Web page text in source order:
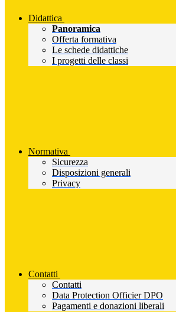
Didattica
Panoramica
Offerta formativa
Le schede didattiche
I progetti delle classi
Normativa
Sicurezza
Disposizioni generali
Privacy
Contatti
Contatti
Data Protection Officier DPO
Pagamenti e donazioni liberali